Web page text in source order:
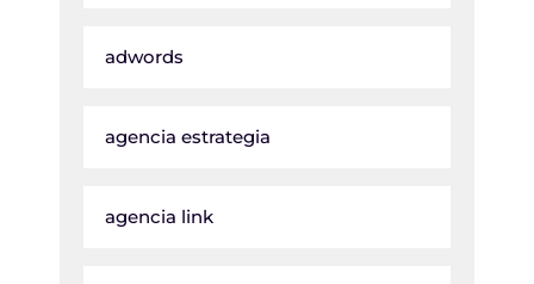
adwords
agencia estrategia
agencia link